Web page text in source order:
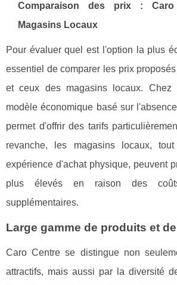
Comparaison des prix :
Magasins Locaux
Pour évaluer quel est l'option la plus
essentiel de comparer les prix
et ceux des magasins locaux. Chez
modèle économique basé sur
permet d'offrir des tarifs
revanche, les magasins locaux,
expérience d'achat physique, peuvent
plus élevés en raison des
supplémentaires.
Large gamme de produits et
Caro Centre se distingue non
attractifs, mais aussi par la diversité